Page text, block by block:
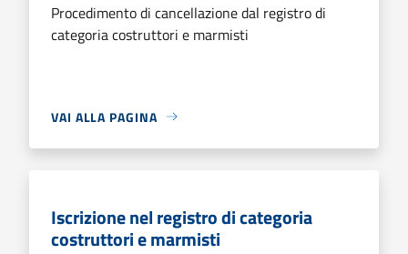
Procedimento di cancellazione dal registro di
categoria costruttori e marmisti
VAI ALLA PAGINA
Iscrizione nel registro di categoria
costruttori e marmisti